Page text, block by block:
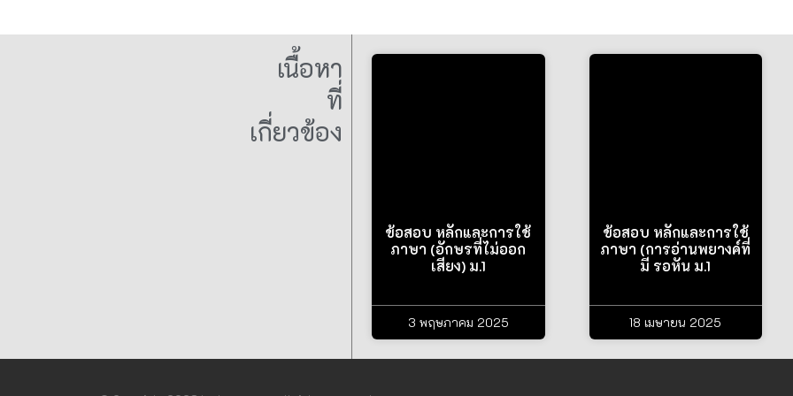
เนื้อหา
ที่
เกี่ยวข้อง
ข้อสอบ หลักและการใช้
ภาษา (อักษรที่ไม่ออก
เสียง) ม.1
3 พฤษภาคม 2025
ข้อสอบ หลักและการใช้
ภาษา (การอ่านพยางค์ที่
มี รอหัน ม.1
18 เมษายน 2025